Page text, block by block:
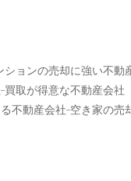
ションの売却に強い不動
買取が得意な不動産会社
不動産会社 空き家の売